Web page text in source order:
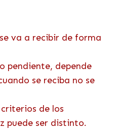
va a recibir de forma
pendiente, depende
se reciba no se
criterios de los
puede ser distinto.